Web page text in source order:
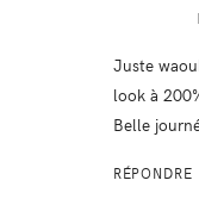
Juste
look à
Belle
RÉPONDRE